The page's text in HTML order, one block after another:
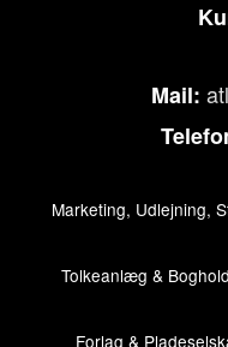
Mail:
Marketing, Udlejning,
Tolkeanlæg &
Forlag &